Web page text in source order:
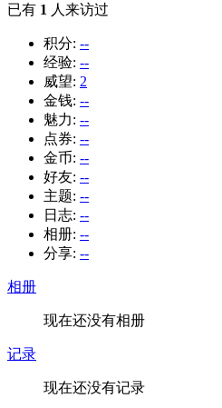
已有 1 人来访过
积分: --
经验: --
威望: 2
金钱: --
魅力: --
点券: --
金币: --
好友: --
主题: --
日志: --
相册: --
分享: --
相册
现在还没有相册
记录
现在还没有记录